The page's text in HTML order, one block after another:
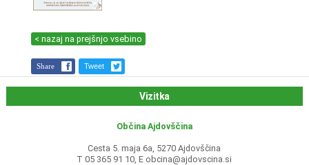
< nazaj na prejšnjo vsebino
Share Tweet
Vizitka
Občina Ajdovščina
Cesta 5. maja 6a, 5270 Ajdovščina
T 05 365 91 10, E obcina@ajdovscina.si